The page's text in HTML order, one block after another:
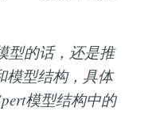
型的话，还是推
模型结构，具体
模型结构中的